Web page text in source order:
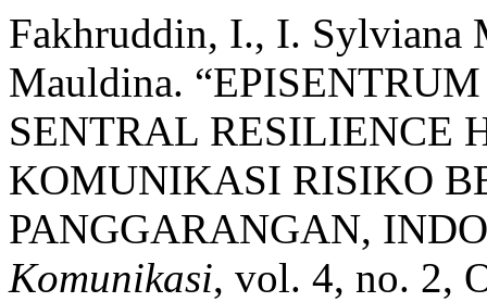
Fakhruddin, I., I. Sylviana
Mauldina.
SENTRAL RESILIENCE
KOMUNIKASI RISIKO
PANGGARANGAN,
Komunikasi, vol. 4, no. 2,